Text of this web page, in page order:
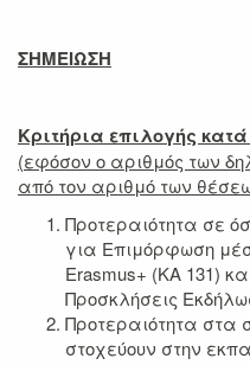
ΣΗΜΕΙΩΣΗ
Κριτήρια επιλογής
(εφόσον ο αριθμός των
από τον αριθμό των
Προτεραιότητα σε
για Επιμόρφωση
Erasmus+ (ΚΑ 131)
Προσκλήσεις
Προτεραιότητα στα
στοχεύουν στην